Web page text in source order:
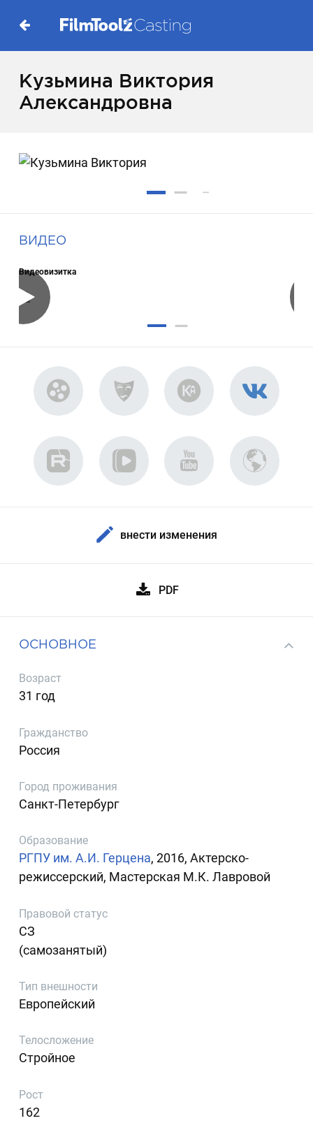
Кузьмина Виктория
Александровна
ВИДЕО
Видеовизитка
внести изменения
PDF
ОСНОВНОЕ
Возраст
31 год
Гражданство
Россия
Город проживания
Санкт-Петербург
Образование
РГПУ им. А.И. Герцена, 2016, Актерско-
режиссерский, Мастерская М.К. Лавровой
Правовой статус
СЗ
(самозанятый)
Тип внешности
Европейский
Телосложение
Стройное
Рост
162